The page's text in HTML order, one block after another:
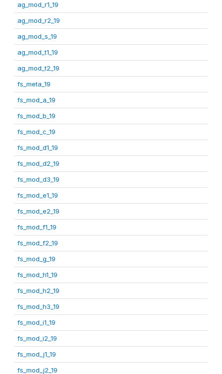
ag_mod_r1_19
ag_mod_r2_19
ag_mod_s_19
ag_mod_t1_19
ag_mod_t2_19
fs_meta_19
fs_mod_a_19
fs_mod_b_19
fs_mod_c_19
fs_mod_d1_19
fs_mod_d2_19
fs_mod_d3_19
fs_mod_e1_19
fs_mod_e2_19
fs_mod_f1_19
fs_mod_f2_19
fs_mod_g_19
fs_mod_h1_19
fs_mod_h2_19
fs_mod_h3_19
fs_mod_i1_19
fs_mod_i2_19
fs_mod_j1_19
fs_mod_j2_19